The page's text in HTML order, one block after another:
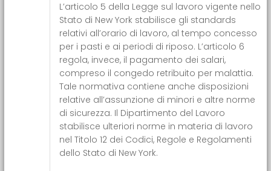
L’articolo 5 della Legge sul lavoro vigente nello
Stato di New York stabilisce gli standards
relativi all’orario di lavoro, al tempo concesso
per i pasti e ai periodi di riposo. L’articolo 6
regola, invece, il pagamento dei salari,
compreso il congedo retribuito per malattia.
Tale normativa contiene anche disposizioni
relative all’assunzione di minori e altre norme
di sicurezza. Il Dipartimento del Lavoro
stabilisce ulteriori norme in materia di lavoro
nel Titolo 12 dei Codici, Regole e Regolamenti
dello Stato di New York.